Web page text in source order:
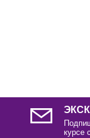
курсе